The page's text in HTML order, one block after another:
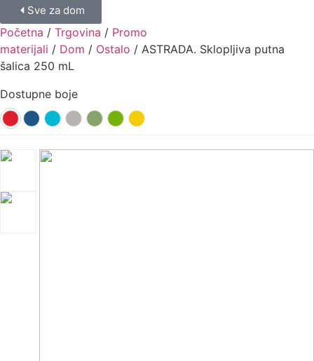
Sve za dom
Početna / Trgovina / Promo
materijali / Dom / Ostalo / ASTRADA. Sklopljiva putna
šalica 250 mL
Dostupne boje